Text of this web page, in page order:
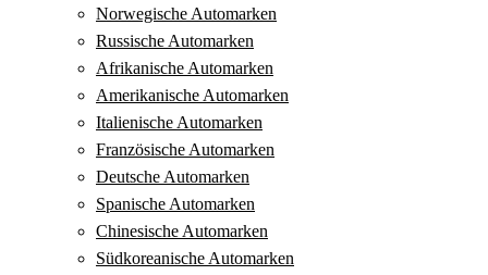
Norwegische Automarken
Russische Automarken
Afrikanische Automarken
Amerikanische Automarken
Italienische Automarken
Französische Automarken
Deutsche Automarken
Spanische Automarken
Chinesische Automarken
Südkoreanische Automarken